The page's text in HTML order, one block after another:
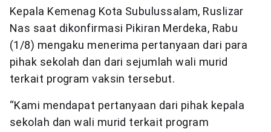
Kepala Kemenag Kota Subulussalam, Ruslizar
Nas saat dikonfirmasi Pikiran Merdeka, Rabu
(1/8) mengaku menerima pertanyaan dari para
pihak sekolah dan dari sejumlah wali murid
terkait program vaksin tersebut.
“Kami mendapat pertanyaan dari pihak kepala
sekolah dan wali murid terkait program